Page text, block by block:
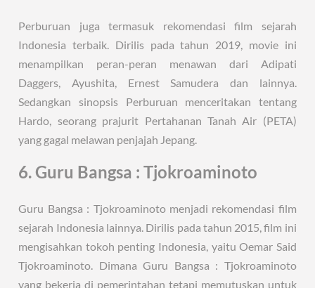
Perburuan juga termasuk rekomendasi film sejarah
Indonesia terbaik. Dirilis pada tahun 2019, movie ini
menampilkan peran-peran menawan dari Adipati
Daggers, Ayushita, Ernest Samudera dan lainnya.
Sedangkan sinopsis Perburuan menceritakan tentang
Hardo, seorang prajurit Pertahanan Tanah Air (PETA)
yang gagal melawan penjajah Jepang.
6. Guru Bangsa : Tjokroaminoto
Guru Bangsa : Tjokroaminoto menjadi rekomendasi film
sejarah Indonesia lainnya. Dirilis pada tahun 2015, film ini
mengisahkan tokoh penting Indonesia, yaitu Oemar Said
Tjokroaminoto. Dimana Guru Bangsa : Tjokroaminoto
yang bekerja di pemerintahan tetapi memutuskan untuk